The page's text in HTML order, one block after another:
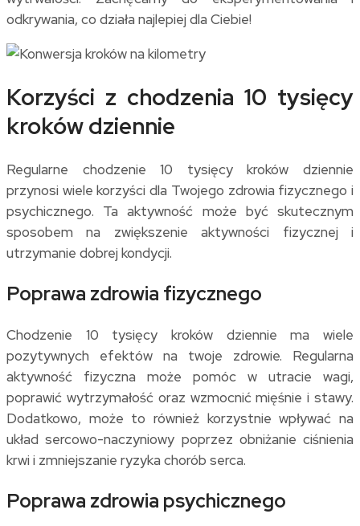
odkrywania, co działa najlepiej dla Ciebie!
Korzyści z chodzenia 10 tysięcy
kroków dziennie
Regularne chodzenie 10 tysięcy kroków dziennie
przynosi wiele korzyści dla Twojego zdrowia fizycznego i
psychicznego. Ta aktywność może być skutecznym
sposobem na zwiększenie aktywności fizycznej i
utrzymanie dobrej kondycji.
Poprawa zdrowia fizycznego
Chodzenie 10 tysięcy kroków dziennie ma wiele
pozytywnych efektów na twoje zdrowie. Regularna
aktywność fizyczna może pomóc w utracie wagi,
poprawić wytrzymałość oraz wzmocnić mięśnie i stawy.
Dodatkowo, może to również korzystnie wpływać na
układ sercowo-naczyniowy poprzez obniżanie ciśnienia
krwi i zmniejszanie ryzyka chorób serca.
Poprawa zdrowia psychicznego